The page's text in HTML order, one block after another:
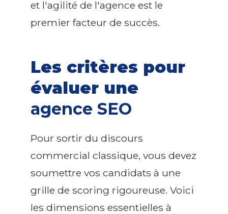
et l'agilité de l'agence est le
premier facteur de succès.
Les critères pour
évaluer une
agence SEO
Pour sortir du discours
commercial classique, vous devez
soumettre vos candidats à une
grille de scoring rigoureuse. Voici
les dimensions essentielles à